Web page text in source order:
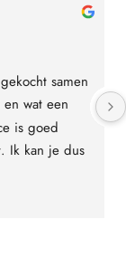
samen
wat een
is goed
Ik kan je dus